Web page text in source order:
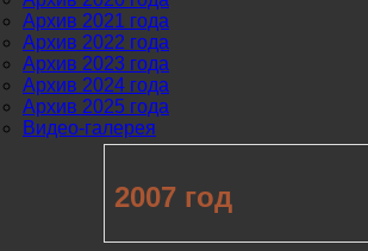
Архив 2021 года
Архив 2022 года
Архив 2023 года
Архив 2024 года
Архив 2025 года
Видео-галерея
2007 год